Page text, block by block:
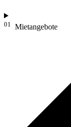
01 Mietangebote